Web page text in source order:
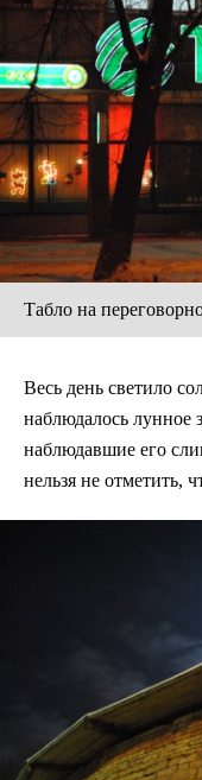
Табло на
Весь день светило
наблюдалось лунное
наблюдавшие его
нельзя не отметить,